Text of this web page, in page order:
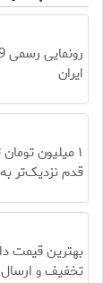
ایران
۱ میلیون
قدم نزدیک‌تر
تخفیف و ارسال